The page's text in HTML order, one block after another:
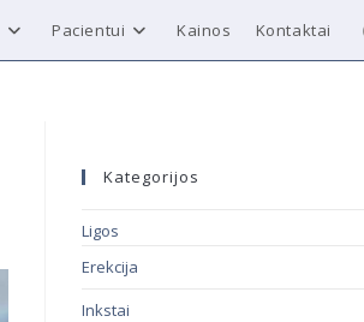
Pacientui Kainos Kontaktai
Kategorijos
Ligos
Erekcija
Inkstai